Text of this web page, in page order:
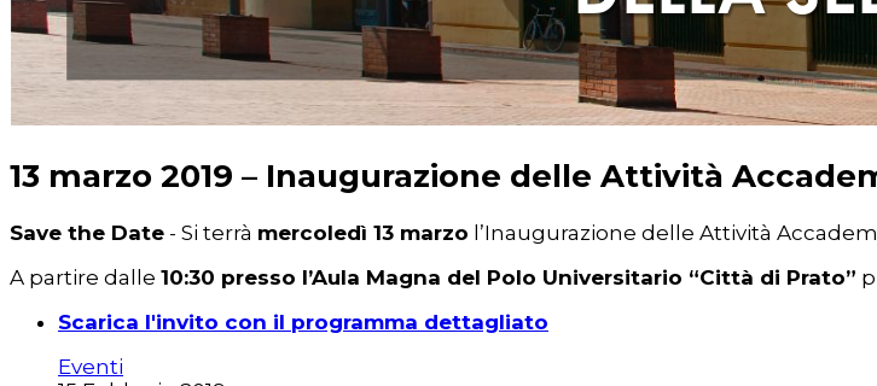
13 marzo 2019 – Inaugurazione delle Attività
Save the Date - Si terrà mercoledì 13 marzo l’Inaugurazione delle Attività
A partire dalle 10:30 presso l’Aula Magna del Polo Universitario “Città di Prato”
Scarica l'invito con il programma dettagliato
Eventi